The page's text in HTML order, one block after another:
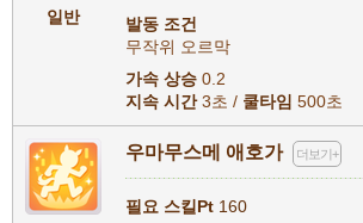
일반
발동 조건
무작위 오르막
가속 상승 0.2
지속 시간3초 / 쿨타임 500초
우마무스메 애호가 더보기+
필요 스킬Pt 160